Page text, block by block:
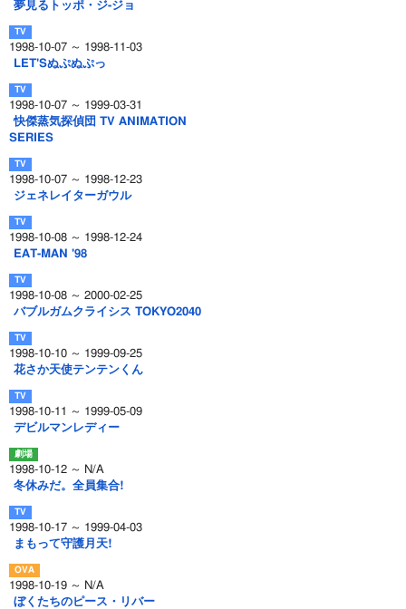
夢見るトッポ・ジ-ジョ
1998-10-07 ～ 1998-11-03
LET'Sぬぷぬぷっ
1998-10-07 ～ 1999-03-31
快傑蒸気探偵団 TV ANIMATION
SERIES
1998-10-07 ～ 1998-12-23
ジェネレイターガウル
1998-10-08 ～ 1998-12-24
EAT-MAN '98
1998-10-08 ～ 2000-02-25
バブルガムクライシス TOKYO2040
1998-10-10 ～ 1999-09-25
花さか天使テンテンくん
1998-10-11 ～ 1999-05-09
デビルマンレディー
1998-10-12 ～ N/A
冬休みだ。全員集合!
1998-10-17 ～ 1999-04-03
まもって守護月天!
1998-10-19 ～ N/A
ぼくたちのピース・リバー